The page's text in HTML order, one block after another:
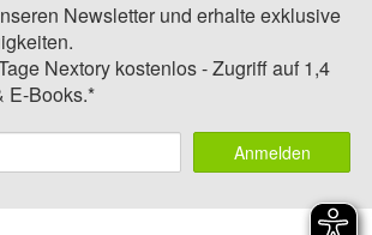
Newsletter und erhalte exklusive
Nextory kostenlos - Zugriff auf 1,4
E-Books.*
Anmelden